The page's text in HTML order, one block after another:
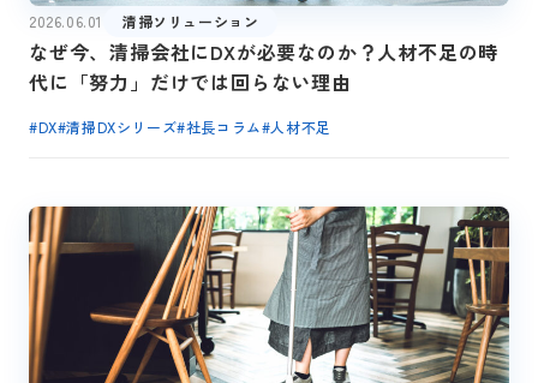
2026.06.01 清掃ソリューション
なぜ今、清掃会社にDXが必要なのか？人材不足の時
代に「努力」だけでは回らない理由
#DX#清掃DXシリーズ#社長コラム#人材不足